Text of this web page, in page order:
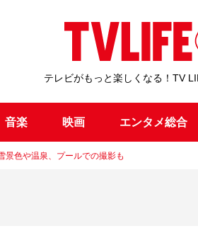
テレビがもっと楽しくなる！TV
音楽 映画 エンタメ総合
色や温泉、プールでの撮影も